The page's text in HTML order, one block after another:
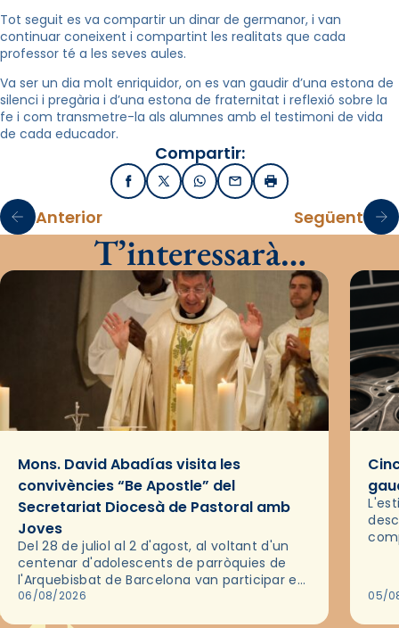
Tot seguit es va compartir un dinar de germanor, i van
continuar coneixent i compartint les realitats que cada
professor té a les seves aules.
Va ser un dia molt enriquidor, on es van gaudir d’una estona de
silenci i pregària i d’una estona de fraternitat i reflexió sobre la
fe i com transmetre-la als alumnes amb el testimoni de vida
de cada educador.
Compartir:
FacebookX / TwitterWhatsApp
EmailImprimir
Anterior Següent
T’interessarà…
Mons. David Abadías visita les
convivències “Be Apostle” del
Secretariat Diocesà de Pastoral amb
Joves
Del 28 de juliol al 2 d'agost, al voltant d'un
centenar d'adolescents de parròquies de
l'Arquebisbat de Barcelona van participar en
les convivències Be Apostle, organitzades
06/08/2026 05/